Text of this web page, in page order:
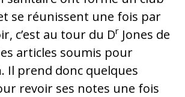
se réunissent une fois par
c’est au tour du Dr Jones de
articles soumis pour
Il prend donc quelques
revoir ses notes une fois